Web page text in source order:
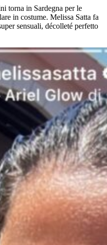
torna in Sardegna per le
in costume. Melissa Satta fa
sensuali, décolleté perfetto